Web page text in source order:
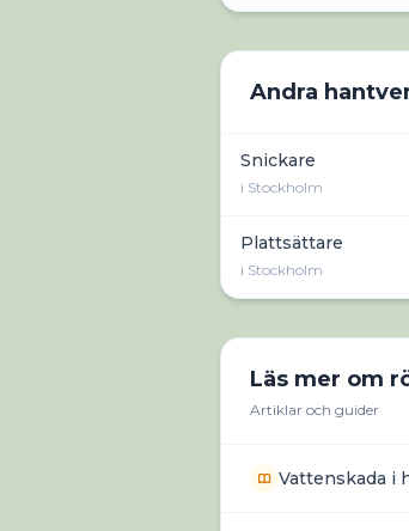
Andra
Snickare
i Stockholm
Plattsättare
i Stockholm
Läs mer om
Artiklar och guider
Vattenskada i